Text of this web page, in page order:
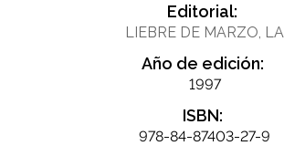
Editorial:
LIEBRE DE MARZO, LA
Año de edición:
1997
ISBN:
978-84-87403-27-9